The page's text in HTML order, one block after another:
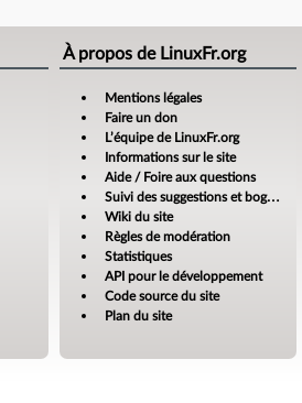
À propos de LinuxFr.org
Mentions légales
Faire un don
L’équipe de LinuxFr.org
Informations sur le site
Aide / Foire aux questions
Suivi des suggestions et bogues
Wiki du site
Règles de modération
Statistiques
API pour le développement
Code source du site
Plan du site